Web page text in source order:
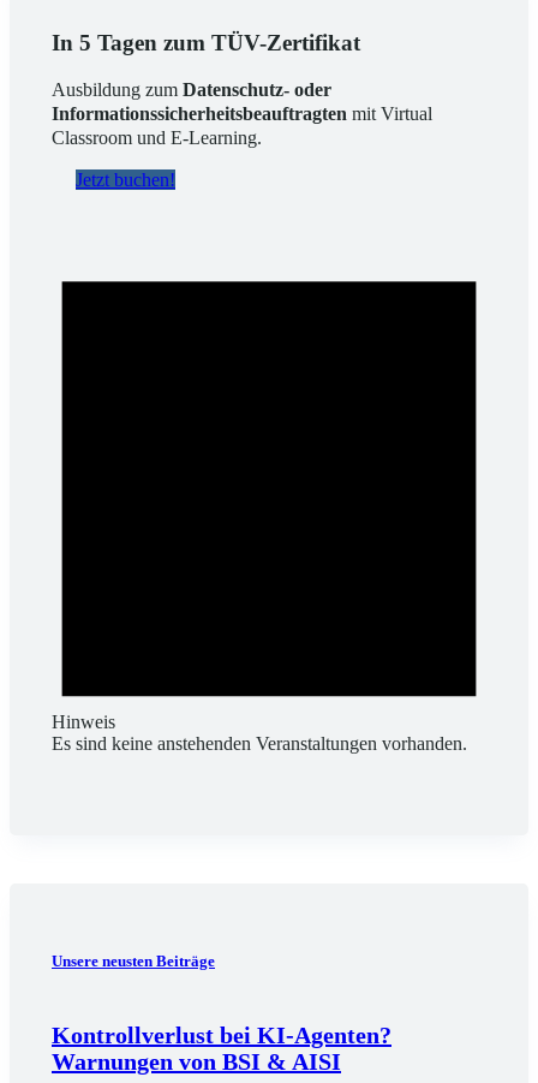
In 5 Tagen zum TÜV-Zertifikat
Ausbildung zum Datenschutz- oder
Informationssicherheitsbeauftragten mit Virtual
Classroom und E-Learning.
Jetzt buchen!
Hinweis
Es sind keine anstehenden Veranstaltungen vorhanden.
Unsere neusten Beiträge
Kontrollverlust bei KI-Agenten?
Warnungen von BSI & AISI